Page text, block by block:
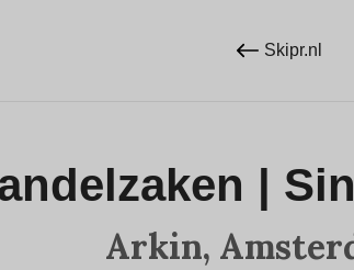
Skipr.nl
|
Arkin,